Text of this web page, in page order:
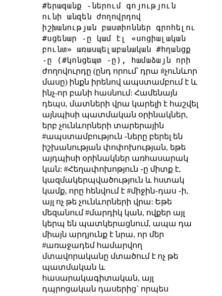
#երազանք ֊ներում գոյություն
ունի անզեն ժողովրդով
իշխանության բաստիոններ գրոհելու
#սցենար ֊ը կամ էլ «սոցիալական
բունտ» առասպելաբանական #հղանցք
֊ը (#կոնցեպտ ֊ը), համաձայն որի
ժողովուրդը (ընդ որում՝ դրա #չունևոր
մասը) ինքն իրենով ապստամբում է և
ինչ-որ բանի հասնում: Համենայն
դեպս, մատների վրա կարելի է հաշվել
այնպիսի պատմական օրինակներ,
երբ չունևորների տարերային
#ապստամբություն ֊ները բերել են
իշխանության փոփոխության, եթե
այդպիսի օրինակներ առհասարակ
կան: #Հեղափոխոթյուն ֊ը միտք է,
կազմակերպվածություն և հստակ
կամք, որը հենվում է #միջին֊դաս ֊ի,
այլ ոչ թե չունևորների վրա: Եթե
մեզանում #մարդիկ կան, ովքեր այլ
կերպ են պատկերացնում, ապա դա
միայն արդյունք է նրա, որ մեր
#առաջադեմ համարվող
մտավորականը մտածում է ոչ թե
պատմական և
հասարակագիտական, այլ
դպրոցական դասերից` որպես